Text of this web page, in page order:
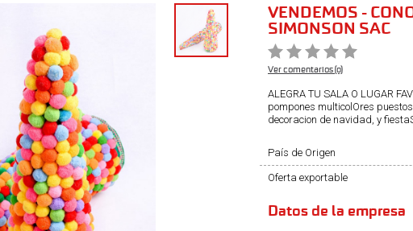
VENDEMOS -
SIMONSON SAC
Ver comentarios (0)
ALEGRA TU SALA O LUGAR
pompones multicolOres
decoracion de navidad, y
País de Origen
Oferta exportable
Datos de la empresa